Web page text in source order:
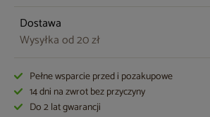
Dostawa
Wysyłka od 20 zł
Pełne wsparcie przed i pozakupowe
14 dni na zwrot bez przyczyny
Do 2 lat gwarancji